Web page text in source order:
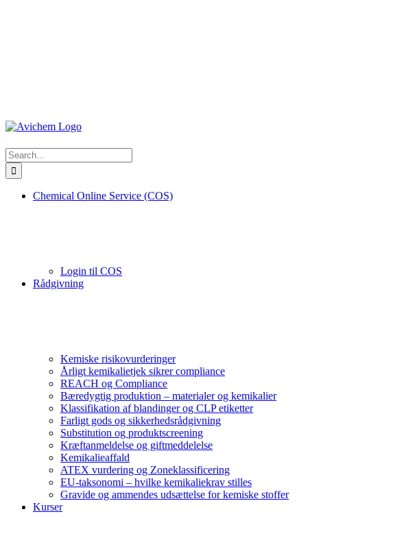
Search
for:
Chemical Online Service (COS)
Login til COS
Rådgivning
Kemiske risikovurderinger
Årligt kemikalietjek sikrer compliance
REACH og Compliance
Bæredygtig produktion – materialer og kemikalier
Klassifikation af blandinger og CLP etiketter
Farligt gods og sikkerhedsrådgivning
Substitution og produktscreening
Kræftanmeldelse og giftmeddelelse
Kemikalieaffald
ATEX vurdering og Zoneklassificering
EU-taksonomi – hvilke kemikaliekrav stilles
Gravide og ammendes udsættelse for kemiske stoffer
Kurser